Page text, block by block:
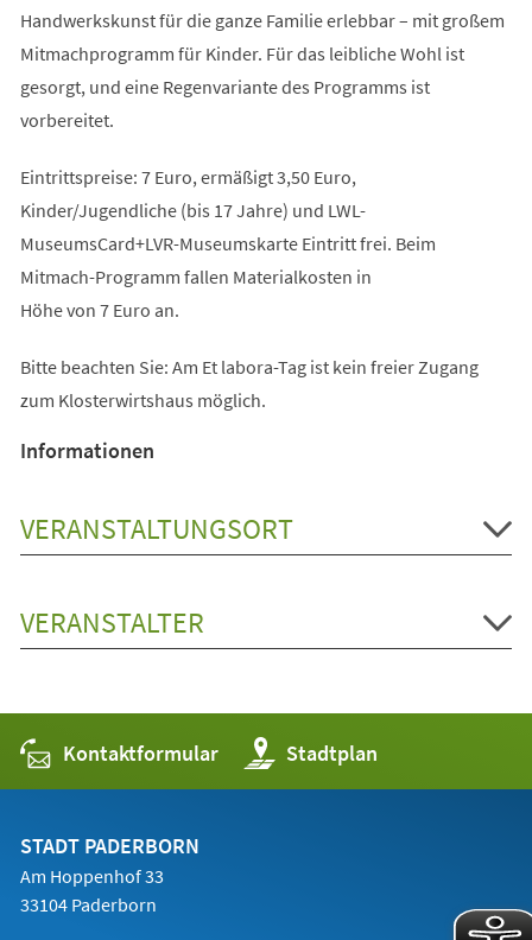
Handwerkskunst für die ganze Familie erlebbar – mit großem
Mitmachprogramm für Kinder. Für das leibliche Wohl ist
gesorgt, und eine Regenvariante des Programms ist
vorbereitet.
Eintrittspreise: 7 Euro, ermäßigt 3,50 Euro,
Kinder/Jugendliche (bis 17 Jahre) und LWL-
MuseumsCard+LVR-Museumskarte Eintritt frei. Beim
Mitmach-Programm fallen Materialkosten in
Höhe von 7 Euro an.
Bitte beachten Sie: Am Et labora-Tag ist kein freier Zugang
zum Klosterwirtshaus möglich.
Informationen
VERANSTALTUNGSORT
VERANSTALTER
Kontaktformular Stadtplan
(Öffnet
in
einem
STADT PADERBORN
Am Hoppenhof 33
33104 Paderborn